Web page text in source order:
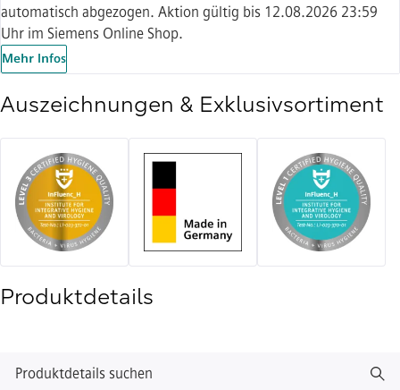
automatisch abgezogen. Aktion gültig bis 12.08.2026 23:59
Uhr im Siemens Online Shop.
Mehr Infos
Auszeichnungen & Exklusivsortiment
Produktdetails
Produktdetails suchen